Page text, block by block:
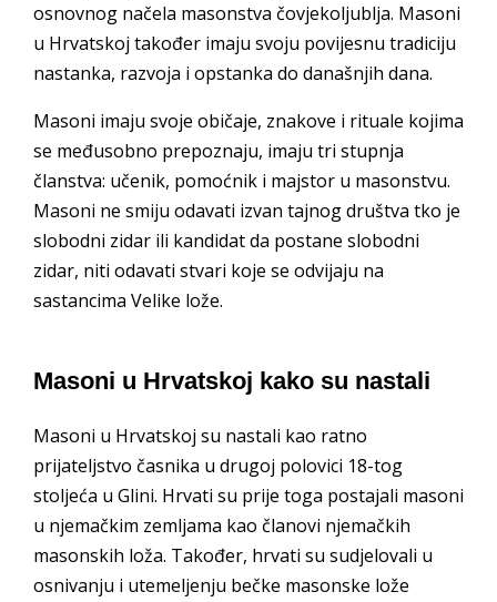
osnovnog načela masonstva čovjekoljublja. Masoni
u Hrvatskoj također imaju svoju povijesnu tradiciju
nastanka, razvoja i opstanka do današnjih dana.
Masoni imaju svoje običaje, znakove i rituale kojima
se međusobno prepoznaju, imaju tri stupnja
članstva: učenik, pomoćnik i majstor u masonstvu.
Masoni ne smiju odavati izvan tajnog društva tko je
slobodni zidar ili kandidat da postane slobodni
zidar, niti odavati stvari koje se odvijaju na
sastancima Velike lože.
Masoni u Hrvatskoj kako su nastali
Masoni u Hrvatskoj su nastali kao ratno
prijateljstvo časnika u drugoj polovici 18-tog
stoljeća u Glini. Hrvati su prije toga postajali masoni
u njemačkim zemljama kao članovi njemačkih
masonskih loža. Također, hrvati su sudjelovali u
osnivanju i utemeljenju bečke masonske lože